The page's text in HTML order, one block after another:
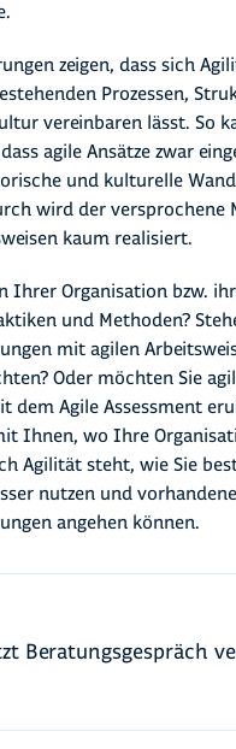
zeigen, dass sich
Prozessen,
vereinbaren lässt. So
agile Ansätze zwar
und kulturelle
wird der versprochene
kaum realisiert.
Ihrer Organisation bzw.
und Methoden?
mit agilen
Oder möchten Sie
dem Agile Assessment
Ihnen, wo Ihre
Agilität steht, wie Sie
nutzen und vorhandene
angehen können.
Beratungsgespräch